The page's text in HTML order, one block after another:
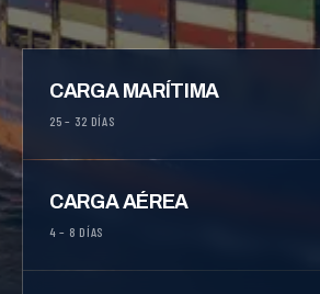
CARGA MARÍTIMA
25 – 32 DÍAS
CARGA AÉREA
4 – 8 DÍAS